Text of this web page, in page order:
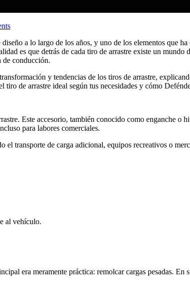
a lo largo de los años, y uno de los elementos que
es que detrás de cada tiro de arrastre existe un
de conducción.
y tendencias de los tiros de arrastre,
tiro de arrastre ideal según tus necesidades y cómo
Este accesorio, también conocido como enganche o
para labores comerciales.
transporte de carga adicional, equipos recreativos o
al vehículo.
era meramente práctica: remolcar cargas pesadas. En